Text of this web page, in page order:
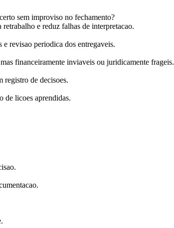
sem improviso no fechamento?
e reduz falhas de interpretacao.
revisao periodica dos entregaveis.
financeiramente inviaveis ou juridicamente frageis.
registro de decisoes.
de licoes aprendidas.